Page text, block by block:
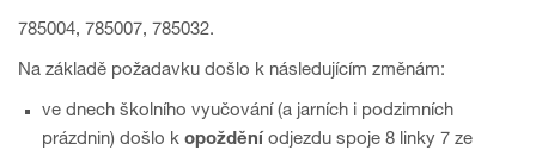
785004, 785007, 785032.
Na základě požadavku došlo k následujícím změnám:
ve dnech školního vyučování (a jarních i podzimních
prázdnin) došlo k opoždění odjezdu spoje 8 linky 7 ze